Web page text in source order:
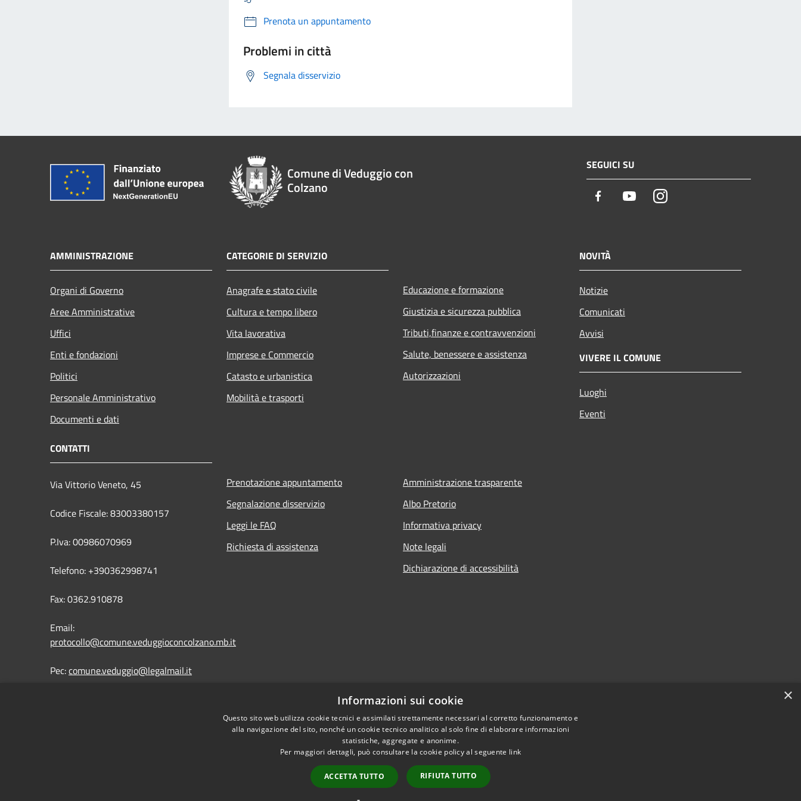
Prenota un appuntamento
Problemi in città
Segnala disservizio
Comune di Veduggio con
Colzano
SEGUICI SU
Facebook YoutubeInstagram
AMMINISTRAZIONE
Organi di Governo
Aree Amministrative
Uffici
Enti e fondazioni
Politici
Personale Amministrativo
Documenti e dati
CATEGORIE DI SERVIZIO
Anagrafe e stato civile
Cultura e tempo libero
Vita lavorativa
Imprese e Commercio
Catasto e urbanistica
Mobilità e trasporti
Educazione e formazione
Giustizia e sicurezza pubblica
Tributi,finanze e contravvenzioni
Salute, benessere e assistenza
Autorizzazioni
NOVITÀ
Notizie
Comunicati
Avvisi
VIVERE IL COMUNE
Luoghi
Eventi
CONTATTI
Via Vittorio Veneto, 45
Codice Fiscale: 83003380157
P.Iva: 00986070969
Telefono: +390362998741
Fax: 0362.910878
Email:
protocollo@comune.veduggioconcolzano.mb.it
Pec:comune.veduggio@legalmail.it
Prenotazione appuntamento
Segnalazione disservizio
Leggi le FAQ
Richiesta di assistenza
Amministrazione trasparente
Albo Pretorio
Informativa privacy
Note legali
Dichiarazione di accessibilità
Copyright © 2026 • Comune di Veduggio con Colzano • Powered by
×
Informazioni sui cookie
Questo sito web utilizza cookie tecnici e assimilati strettamente necessari al corretto funzionamento e
alla navigazione del sito, nonché un cookie tecnico analitico al solo fine di elaborare informazioni
statistiche, aggregate e anonime.
Per maggiori dettagli, può consultare la cookie policy al seguente link
ACCETTA TUTTO RIFIUTA TUTTO